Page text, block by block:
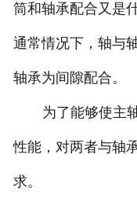
筒和轴承配合又是
通常情况下，轴与
轴承为间隙配合。
为了能够使主
性能，对两者与轴
求。